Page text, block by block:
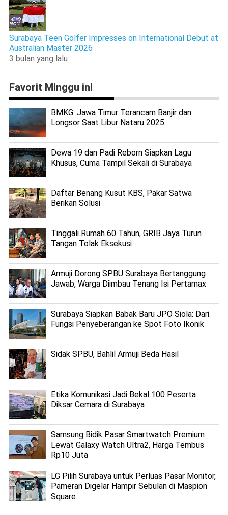
Surabaya Teen Golfer Impresses on International Debut at
Australian Master 2026
3 bulan yang lalu
Favorit Minggu ini
BMKG: Jawa Timur Terancam Banjir dan
Longsor Saat Libur Nataru 2025
Dewa 19 dan Padi Reborn Siapkan Lagu
Khusus, Cuma Tampil Sekali di Surabaya
Daftar Benang Kusut KBS, Pakar Satwa
Berikan Solusi
Tinggali Rumah 60 Tahun, GRIB Jaya Turun
Tangan Tolak Eksekusi
Armuji Dorong SPBU Surabaya Bertanggung
Jawab, Warga Diimbau Tenang Isi Pertamax
Surabaya Siapkan Babak Baru JPO Siola: Dari
Fungsi Penyeberangan ke Spot Foto Ikonik
Sidak SPBU, Bahlil Armuji Beda Hasil
Etika Komunikasi Jadi Bekal 100 Peserta
Diksar Cemara di Surabaya
Samsung Bidik Pasar Smartwatch Premium
Lewat Galaxy Watch Ultra2, Harga Tembus
Rp10 Juta
LG Pilih Surabaya untuk Perluas Pasar Monitor,
Pameran Digelar Hampir Sebulan di Maspion
Square